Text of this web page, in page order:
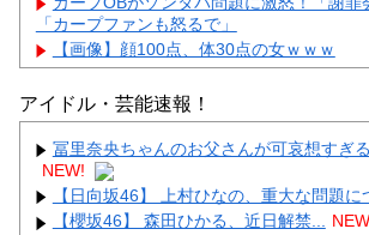
「カープファンも怒るで」
【画像】顔100点、体30点の女ｗｗｗ
Powered by livedoor 相互RSS
アイドル・芸能速報！
冨里奈央ちゃんのお父さんが可哀想すぎ
NEW!
【日向坂46】 上村ひなの、重大な問題に
【櫻坂46】 森田ひかる、近日解禁...